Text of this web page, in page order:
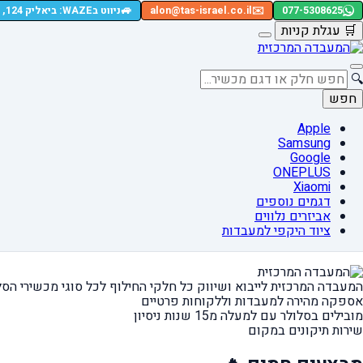
077-5308625
✉️
alon@tas-israel.co.il
🚙ניווט בWAZE: ביאליק 124, רמת גן
🛒 עגלת קניות
🔍
חפש
Apple
Samsung
Google
ONEPLUS
Xiaomi
דגמים נוספים
אביזרים נלווים
ציוד היקפי למעבדות
המעבדה המרכזית לייבוא ושיווק כל חלקי החילוף לכל סוגי מכשירי
אספקה מהירהלמעבדות וללקוחות פרטיים
מובילים בסלולר עם למעלה מ15 שנות ניסיון
שירות תיקונים במקום